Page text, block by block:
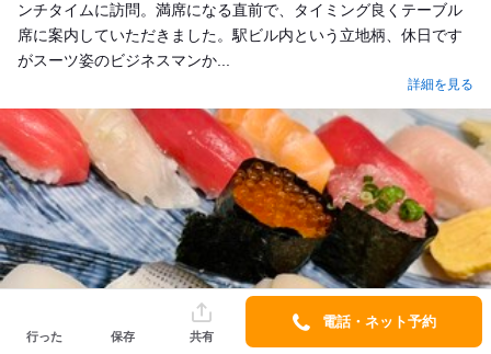
ンチタイムに訪問。満席になる直前で、タイミング良くテーブル
席に案内していただきました。駅ビル内という立地柄、休日です
がスーツ姿のビジネスマンか...
詳細を見る
行った 保存 共有
電話・ネット予約